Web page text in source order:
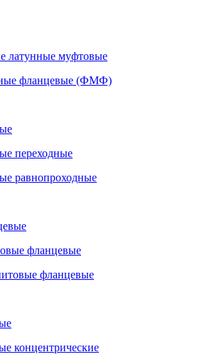
латунные муфтовые
фланцевые (ФМФ)
переходные
равнопроходные
фланцевые
фланцевые
концентрические